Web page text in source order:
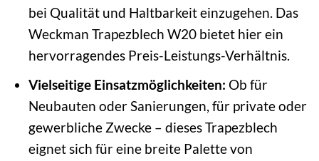
bei Qualität und Haltbarkeit einzugehen. Das
Weckman Trapezblech W20 bietet hier ein
hervorragendes Preis-Leistungs-Verhältnis.
Vielseitige Einsatzmöglichkeiten: Ob für
Neubauten oder Sanierungen, für private oder
gewerbliche Zwecke – dieses Trapezblech
eignet sich für eine breite Palette von